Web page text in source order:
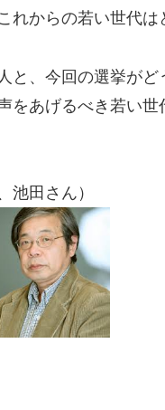
れからの若い世代
と、今回の選挙がど
をあげるべき若い
池田さん）